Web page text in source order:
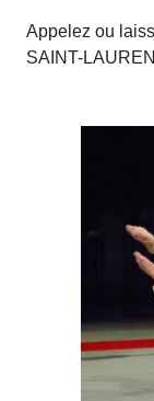
Appelez ou
SAINT-